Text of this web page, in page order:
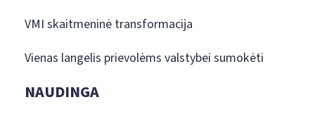
VMI skaitmeninė transformacija
Vienas langelis prievolėms valstybei sumokėti
NAUDINGA